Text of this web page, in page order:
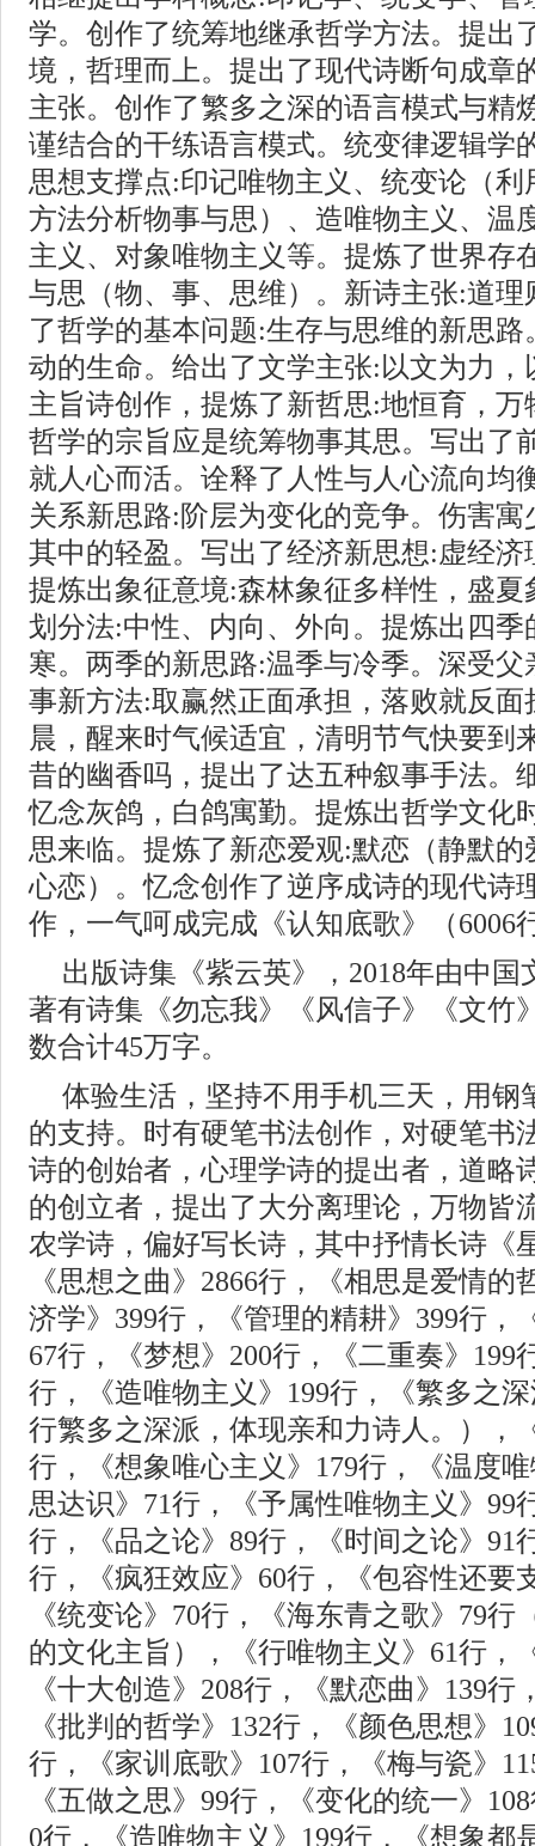
学。创作了统筹地继承哲学方法。提出
境，哲理而上。提出了现代诗断句成章
主张。创作了繁多之深的语言模式与精
谨结合的干练语言模式。统变律逻辑学
思想支撑点:印记唯物主义、统变论（
方法分析物事与思）、造唯物主义、温
主义、对象唯物主义等。提炼了世界存
与思（物、事、思维）。新诗主张:道
了哲学的基本问题:生存与思维的新思
动的生命。给出了文学主张:以文为力
主旨诗创作，提炼了新哲思:地恒育，
哲学的宗旨应是统筹物事其思。写出了
就人心而活。诠释了人性与人心流向均
关系新思路:阶层为变化的竞争。伤害
其中的轻盈。写出了经济新思想:虚经
提炼出象征意境:森林象征多样性，盛
划分法:中性、内向、外向。提炼出四
寒。两季的新思路:温季与冷季。深受
事新方法:取赢然正面承担，落败就反
晨，醒来时气候适宜，清明节气快要到
昔的幽香吗，提出了达五种叙事手法。
忆念灰鸽，白鸽寓勤。提炼出哲学文化
思来临。提炼了新恋爱观:默恋（静默
心恋）。忆念创作了逆序成诗的现代诗
作，一气呵成完成《认知底歌》（6006
出版诗集《紫云英》，2018年由中
著有诗集《勿忘我》《风信子》《文竹
数合计45万字。
体验生活，坚持不用手机三天，用钢
的支持。时有硬笔书法创作，对硬笔书
诗的创始者，心理学诗的提出者，道略
的创立者，提出了大分离理论，万物皆
农学诗，偏好写长诗，其中抒情长诗《
《思想之曲》2866行，《相思是爱情的
济学》399行，《管理的精耕》399行，
67行，《梦想》200行，《二重奏》199
行，《造唯物主义》199行，《繁多之
行繁多之深派，体现亲和力诗人。），
行，《想象唯心主义》179行，《温度
思达识》71行，《予属性唯物主义》99
行，《品之论》89行，《时间之论》91
行，《疯狂效应》60行，《包容性还要
《统变论》70行，《海东青之歌》79
的文化主旨），《行唯物主义》61行，
《十大创造》208行，《默恋曲》139行
《批判的哲学》132行，《颜色思想》
行，《家训底歌》107行，《梅与瓷》
《五做之思》99行，《变化的统一》
0行，《造唯物主义》199行，《想象都